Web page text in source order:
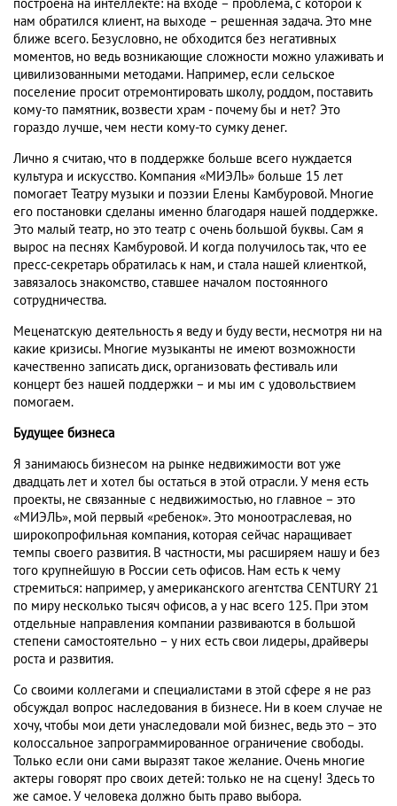
построена на интеллекте: на входе – проблема, с которой к
нам обратился клиент, на выходе – решенная задача. Это мне
ближе всего. Безусловно, не обходится без негативных
моментов, но ведь возникающие сложности можно улаживать и
цивилизованными методами. Например, если сельское
поселение просит отремонтировать школу, роддом, поставить
кому-то памятник, возвести храм - почему бы и нет? Это
гораздо лучше, чем нести кому-то сумку денег.
Лично я считаю, что в поддержке больше всего нуждается
культура и искусство. Компания «МИЭЛЬ» больше 15 лет
помогает Театру музыки и поэзии Елены Камбуровой. Многие
его постановки сделаны именно благодаря нашей поддержке.
Это малый театр, но это театр с очень большой буквы. Сам я
вырос на песнях Камбуровой. И когда получилось так, что ее
пресс-секретарь обратилась к нам, и стала нашей клиенткой,
завязалось знакомство, ставшее началом постоянного
сотрудничества.
Меценатскую деятельность я веду и буду вести, несмотря ни на
какие кризисы. Многие музыканты не имеют возможности
качественно записать диск, организовать фестиваль или
концерт без нашей поддержки – и мы им с удовольствием
помогаем.
Будущее бизнеса
Я занимаюсь бизнесом на рынке недвижимости вот уже
двадцать лет и хотел бы остаться в этой отрасли. У меня есть
проекты, не связанные с недвижимостью, но главное – это
«МИЭЛЬ», мой первый «ребенок». Это моноотраслевая, но
широкопрофильная компания, которая сейчас наращивает
темпы своего развития. В частности, мы расширяем нашу и без
того крупнейшую в России сеть офисов. Нам есть к чему
стремиться: например, у американского агентства CENTURY 21
по миру несколько тысяч офисов, а у нас всего 125. При этом
отдельные направления компании развиваются в большой
степени самостоятельно – у них есть свои лидеры, драйверы
роста и развития.
Со своими коллегами и специалистами в этой сфере я не раз
обсуждал вопрос наследования в бизнесе. Ни в коем случае не
хочу, чтобы мои дети унаследовали мой бизнес, ведь это – это
колоссальное запрограммированное ограничение свободы.
Только если они сами выразят такое желание. Очень многие
актеры говорят про своих детей: только не на сцену! Здесь то
же самое. У человека должно быть право выбора.